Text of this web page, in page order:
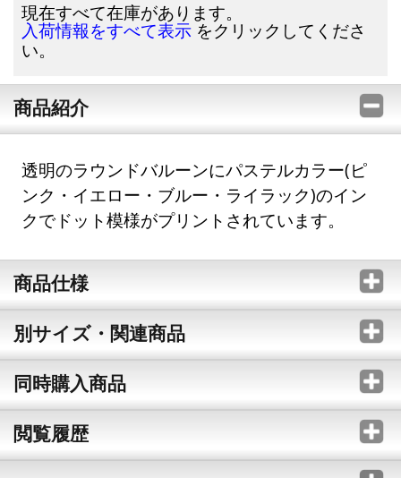
現在すべて在庫があります。
入荷情報をすべて表示 をクリックしてくださ
い。
商品紹介
透明のラウンドバルーンにパステルカラー(ピ
ンク・イエロー・ブルー・ライラック)のイン
クでドット模様がプリントされています。
商品仕様
別サイズ・関連商品
同時購入商品
閲覧履歴